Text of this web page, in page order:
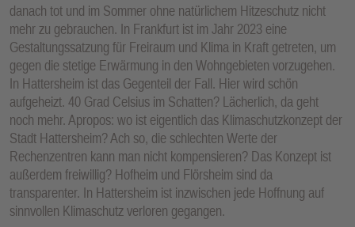
danach tot und im Sommer ohne natürlichem Hitzeschutz nicht
mehr zu gebrauchen. In Frankfurt ist im Jahr 2023 eine
Gestaltungssatzung für Freiraum und Klima in Kraft getreten, um
gegen die stetige Erwärmung in den Wohngebieten vorzugehen.
In Hattersheim ist das Gegenteil der Fall. Hier wird schön
aufgeheizt. 40 Grad Celsius im Schatten? Lächerlich, da geht
noch mehr. Apropos: wo ist eigentlich das Klimaschutzkonzept der
Stadt Hattersheim? Ach so, die schlechten Werte der
Rechenzentren kann man nicht kompensieren? Das Konzept ist
außerdem freiwillig? Hofheim und Flörsheim sind da
transparenter. In Hattersheim ist inzwischen jede Hoffnung auf
sinnvollen Klimaschutz verloren gegangen.